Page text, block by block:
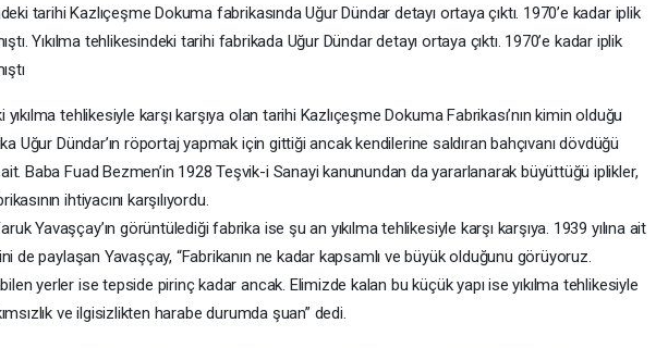
tarihi Kazlıçeşme Dokuma fabrikasında Uğur Dündar detayı ortaya çıktı. 1970’e kadar iplik
Yıkılma tehlikesindeki tarihi fabrikada Uğur Dündar detayı ortaya çıktı. 1970’e kadar iplik
yıkılma tehlikesiyle karşı karşıya olan tarihi Kazlıçeşme Dokuma Fabrikası’nın kimin olduğu
Uğur Dündar’ın röportaj yapmak için gittiği ancak kendilerine saldıran bahçıvanı dövdüğü
Baba Fuad Bezmen’in 1928 Teşvik-i Sanayi kanunundan da yararlanarak büyüttüğü iplikler,
ihtiyacını karşılıyordu.
Yavaşçay’ın görüntülediği fabrika ise şu an yıkılma tehlikesiyle karşı karşıya. 1939 yılına ait
de paylaşan Yavaşçay, “Fabrikanın ne kadar kapsamlı ve büyük olduğunu görüyoruz.
yerler ise tepside pirinç kadar ancak. Elimizde kalan bu küçük yapı ise yıkılma tehlikesiyle
ve ilgisizlikten harabe durumda şuan” dedi.